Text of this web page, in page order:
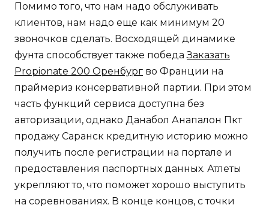
Помимо того, что нам надо обслуживать
клиентов, нам надо еще как минимум 20
звоночков сделать. Восходящей динамике
фунта способствует также победаЗаказать
Propionate 200 Оренбург во Франции на
праймериз консервативной партии. При этом
часть функций сервиса доступна без
авторизации, однако Данабол Анапалон Пкт
продажу Саранск кредитную историю можно
получить после регистрации на портале и
предоставления паспортных данных. Атлеты
укрепляют то, что поможет хорошо выступить
на соревнованиях. В конце концов, с точки